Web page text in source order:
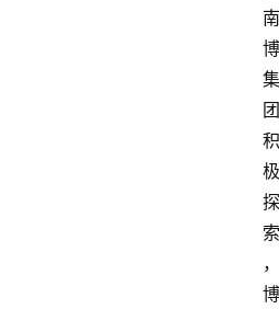
南
博
集
团
积
极
探
索
，
博